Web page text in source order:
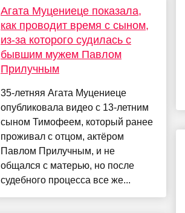
Агата Муцениеце показала,
как проводит время с сыном,
из-за которого судилась с
бывшим мужем Павлом
Прилучным
35-летняя Агата Муцениеце
опубликовала видео с 13-летним
сыном Тимофеем, который ранее
проживал с отцом, актёром
Павлом Прилучным, и не
общался с матерью, но после
судебного процесса все же...